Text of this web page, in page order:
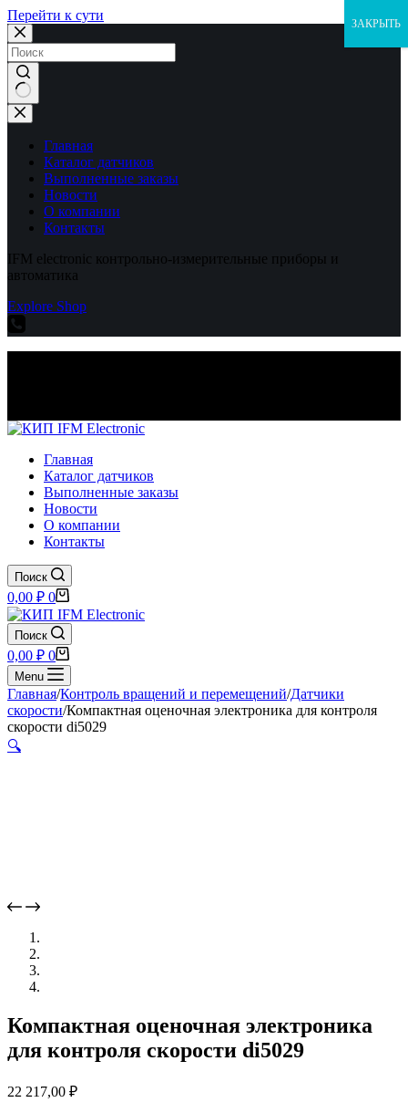
Перейти к сути
Ничего
не
найденоГлавная
Каталог датчиков
Выполненные заказы
Новости
О компании
Контакты
IFM electronic контрольно-измерительные приборы и
автоматика
Explore Shop
Главная
Каталог датчиков
Выполненные заказы
Новости
О компании
Контакты
Поиск
Корзина
0,00 ₽ 0
Поиск
Корзина
0,00 ₽ 0
Menu
Главная/Контроль вращений и перемещений/Датчики
скорости/Компактная оценочная электроника для контроля
скорости di5029
🔍
Компактная оценочная электроника
для контроля скорости di5029
22 217,00 ₽
ЗАКРЫТЬ